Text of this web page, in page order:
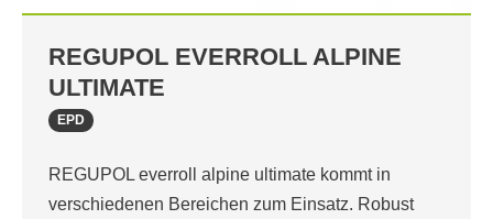
REGUPOL EVERROLL ALPINE
ULTIMATE
EPD
REGUPOL everroll alpine ultimate kommt in
verschiedenen Bereichen zum Einsatz. Robust